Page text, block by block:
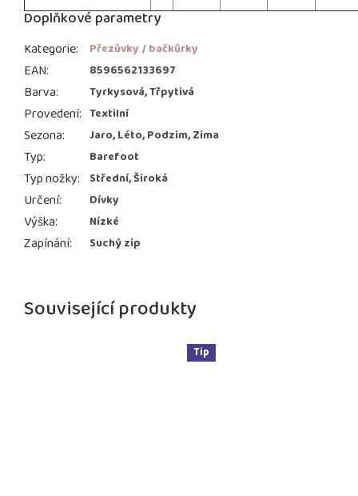
Související produkty
Tip
Doplňkové parametry
Kategorie: Přezůvky / bačkůrky
EAN: 8596562133697
Barva: Tyrkysová, Třpytivá
Provedení: Textilní
Sezona: Jaro, Léto, Podzim, Zima
Typ: Barefoot
Typ nožky: Střední, Široká
Určení: Dívky
Výška: Nízké
Zapínání: Suchý zip